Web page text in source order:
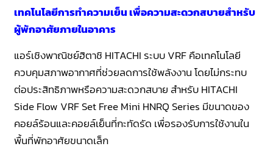
เทคโนโลยีการทำความเย็น เพื่อความสะดวกสบายสำหรับ
ผู้พักอาศัยภายในอาคาร
แอร์เชิงพาณิชย์ฮิตาชิ HITACHI ระบบ VRF คือเทคโนโลยี
ควบคุมสภาพอากาศที่ช่วยลดการใช้พลังงาน โดยไม่กระทบ
ต่อประสิทธิภาพหรือความสะดวกสบาย สำหรับ HITACHI
Side Flow VRF Set Free Mini HNRQ Series มีขนาดของ
คอยล์ร้อนและคอยล์เย็นที่กะทัดรัด เพื่อรองรับการใช้งานใน
พื้นที่พักอาศัยขนาดเล็ก